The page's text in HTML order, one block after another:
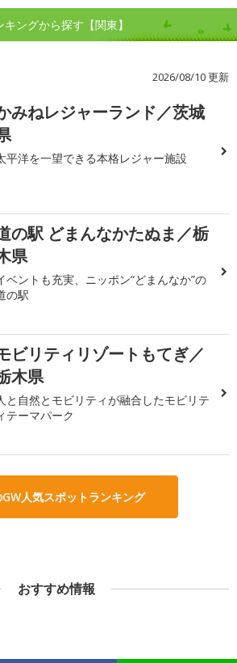
ングから探す【関東】
2026/08/10 更新
みねレジャーランド／茨城
平洋を一望できる本格レジャー施設
の駅 どまんなかたぬま／栃
県
ベントも充実、ニッポン“どまんなか”の
の駅
ビリティリゾートもてぎ／
木県
と自然とモビリティが融合したモビリテ
テーマパーク
人気スポットランキング
おすすめ情報